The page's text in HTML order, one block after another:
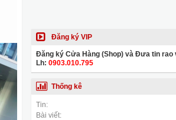
Đăng ký VIP
Đăng ký Cửa Hàng (Shop) và Đưa tin rao
Lh: 0903.010.795
Thống kê
Tin:
Bài viết: